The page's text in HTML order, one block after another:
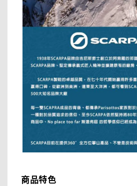
商品特色